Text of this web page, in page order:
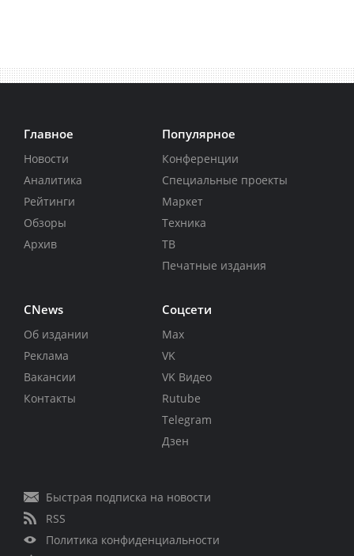
Главное
Новости
Аналитика
Рейтинги
Обзоры
Архив
Популярное
Конференции
Специальные проекты
Маркет
Техника
ТВ
Печатные издания
CNews
Об издании
Реклама
Вакансии
Контакты
Соцсети
Max
VK
VK Видео
Rutube
Telegram
Дзен
Быстрая подписка на новости
RSS
Политика конфиденциальности